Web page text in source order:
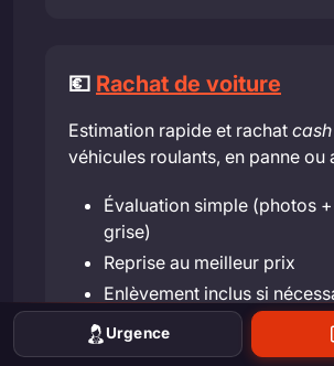
💶 Rachat de voiture
Estimation rapide et rachat cash
véhicules roulants, en panne ou
Évaluation simple (photos
grise)
Reprise au meilleur prix
Enlèvement inclus si
Urgence